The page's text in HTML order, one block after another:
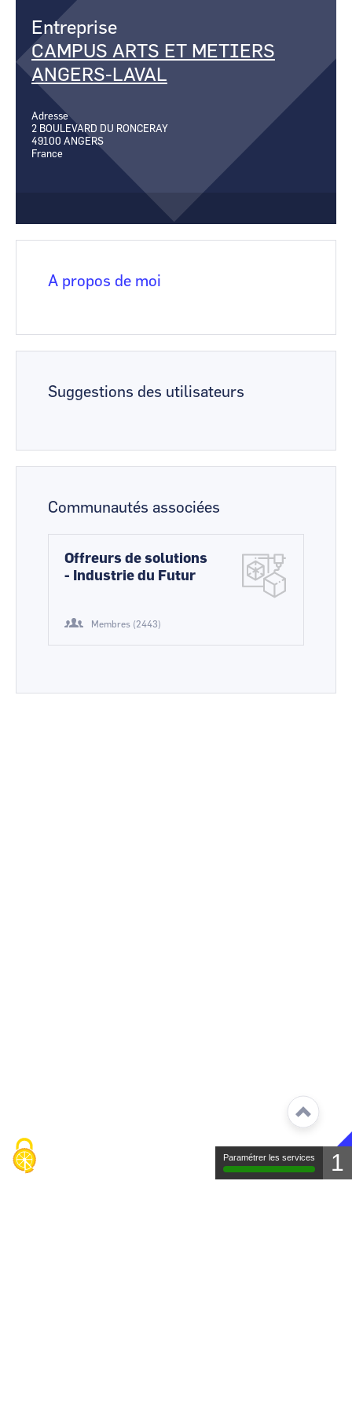
CCI Business
Occitanie
CCI Business
Pays de la Loire
CCI Business
Occitanie
CCI Business
Pays de la Loire
Entreprise
CAMPUS ARTS ET METIERS
ANGERS-LAVAL
Adresse
2 BOULEVARD DU RONCERAY
49100 ANGERS
France
A propos de moi
Suggestions des utilisateurs
Communautés associées
Offreurs de solutions
- Industrie du Futur
Membres (2443)
Paramétrer les services 1